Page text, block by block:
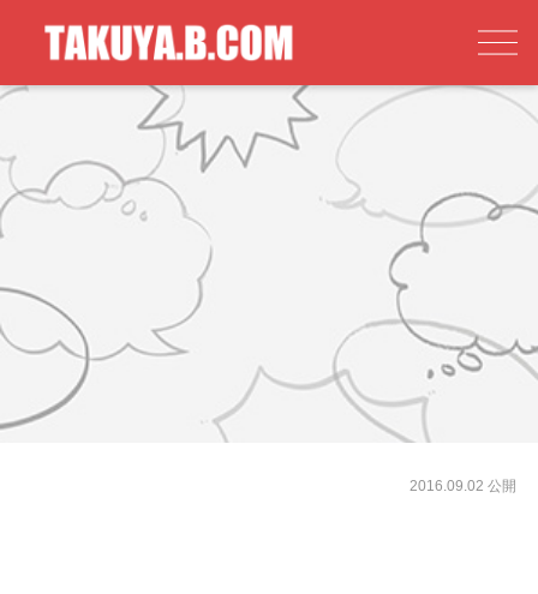
2016.09.02 公開